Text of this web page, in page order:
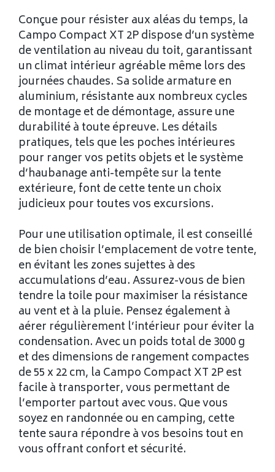
Conçue pour résister aux aléas du temps, la
Campo Compact XT 2P dispose d’un système
de ventilation au niveau du toit, garantissant
un climat intérieur agréable même lors des
journées chaudes. Sa solide armature en
aluminium, résistante aux nombreux cycles
de montage et de démontage, assure une
durabilité à toute épreuve. Les détails
pratiques, tels que les poches intérieures
pour ranger vos petits objets et le système
d’haubanage anti-tempête sur la tente
extérieure, font de cette tente un choix
judicieux pour toutes vos excursions.
Pour une utilisation optimale, il est conseillé
de bien choisir l’emplacement de votre tente,
en évitant les zones sujettes à des
accumulations d’eau. Assurez-vous de bien
tendre la toile pour maximiser la résistance
au vent et à la pluie. Pensez également à
aérer régulièrement l’intérieur pour éviter la
condensation. Avec un poids total de 3000 g
et des dimensions de rangement compactes
de 55 x 22 cm, la Campo Compact XT 2P est
facile à transporter, vous permettant de
l’emporter partout avec vous. Que vous
soyez en randonnée ou en camping, cette
tente saura répondre à vos besoins tout en
vous offrant confort et sécurité.